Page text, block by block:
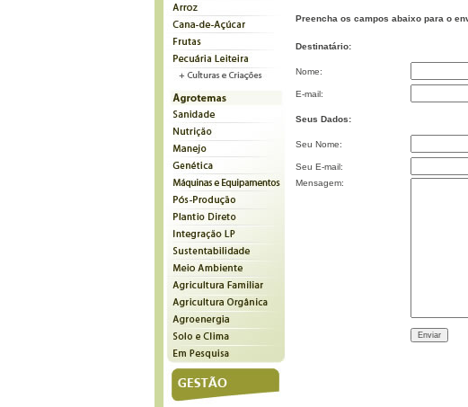
Preencha os campos abaixo para o
Destinatário:
Nome:
E-mail:
Seus Dados:
Seu Nome:
Seu E-mail:
Mensagem: